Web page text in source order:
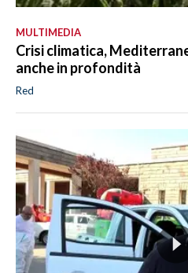
MULTIMEDIA
Crisi climatica,
anche in profondità
Red